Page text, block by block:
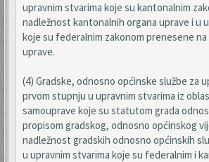
upravnim stvarima koje su kantonalnim
nadležnost kantonalnih organa uprave i u
koje su federalnim zakonom prenesene
uprave.
(4) Gradske, odnosno općinske službe za
prvom stupnju u upravnim stvarima iz
samouprave koje su statutom grada
propisom gradskog, odnosno općinskog
nadležnost gradskih odnosno općinskih
u upravnim stvarima koje su federalnim i